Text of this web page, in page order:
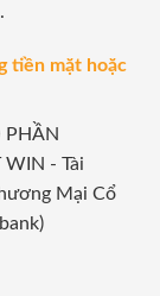
tiền mặt hoặc
PHẦN
- Tài
Mại Cổ